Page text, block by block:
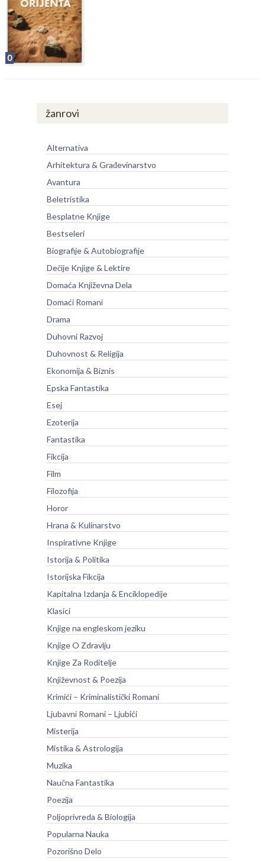
0
žanrovi
Alternativa
Arhitektura & Građevinarstvo
Avantura
Beletristika
Besplatne Knjige
Bestseleri
Biografije & Autobiografije
Dečije Knjige & Lektire
Domaća Književna Dela
Domaći Romani
Drama
Duhovni Razvoj
Duhovnost & Religija
Ekonomija & Biznis
Epska Fantastika
Esej
Ezoterija
Fantastika
Fikcija
Film
Filozofija
Horor
Hrana & Kulinarstvo
Inspirativne Knjige
Istorija & Politika
Istorijska Fikcija
Kapitalna Izdanja & Enciklopedije
Klasici
Knjige na engleskom jeziku
Knjige O Zdravlju
Knjige Za Roditelje
Književnost & Poezija
Krimići – Kriminalistički Romani
Ljubavni Romani – Ljubići
Misterija
Mistika & Astrologija
Muzika
Naučna Fantastika
Poezija
Poljoprivreda & Biologija
Popularna Nauka
Pozorišno Delo